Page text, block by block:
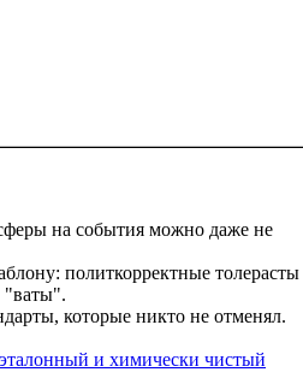
на события можно даже не
политкорректные толерасты
"ваты".
которые никто не отменял.
и химически чистый